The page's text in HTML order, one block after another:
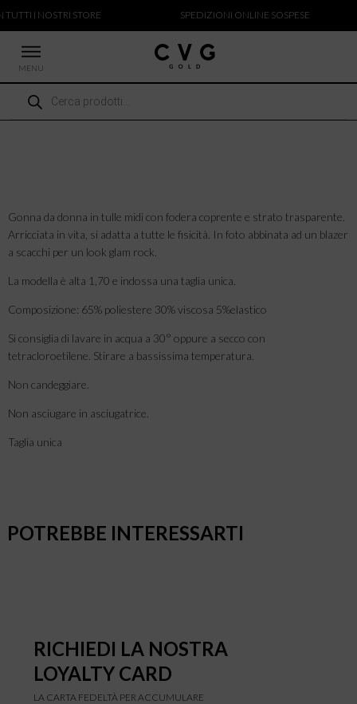
I NOSTRI STORE SPEDIZIONI ONLINE SOSPESE
MENU
Ricerca
prodotti
ARRIVI
Gonna da donna in tulle midi con fodera coprente e strato trasparente.
Arricciata in vita, si adatta a tutte le fisicità. In foto abbinata ad un blazer
a scacchi per un look glam rock.
La modella è alta 1,70 e indossa una taglia unica.
Composizione: 65% poliestere 30% viscosa 5%elastico
Si consiglia di lavare in acqua a 30° oppure a secco con
tetracloroetilene. Stirare a bassissima temperatura.
Non candeggiare.
Non asciugare in asciugatrice.
Taglia unica
POTREBBE INTERESSARTI
RICHIEDI LA NOSTRA
LOYALTY CARD
LA CARTA FEDELTÀ PER ACCUMULARE